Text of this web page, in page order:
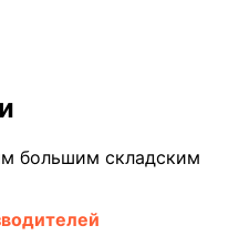
большим складским